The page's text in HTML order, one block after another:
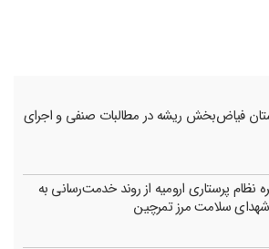
فیاض‌بخش ریشه در مطالبات صنفی و اجرای
نظام پرستاری ارومیه از روند خدمت‌رسانی به
شهدای سلامت مرز تمرچین